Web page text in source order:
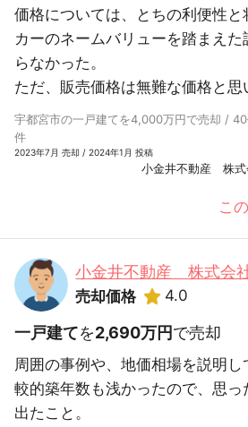
価格については、とちの利便性
カーのネームバリューを踏まえ
らなかった。
ただ、販売価格は無難な価格と思
宇都宮市の一戸建てを4,000万円で売却 /
件
2023年7月 売却 / 2024年1月 投稿
小金井不動産 株式
こ
小金井不動産 株式会
売却価格 4.0
一戸建てを2,690万円で売却
周囲の事例や、地価相場を説明
較的築年数も浅かったので、思
出たこと。